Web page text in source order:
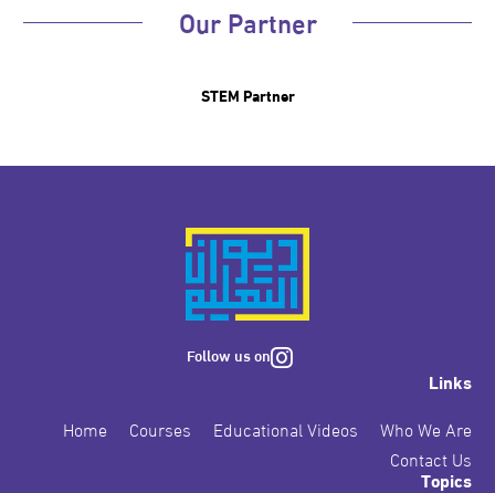
Our Partner
STEM Partner
Follow us on
Topics
Links
Home
Courses Educational Videos
Who We Are
Contact Us